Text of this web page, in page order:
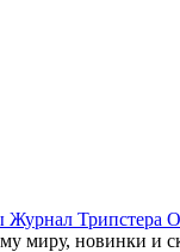
Журнал Трипстера О
миру, новинки и